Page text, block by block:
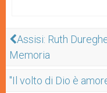
Assisi: Ruth
Memoria
"Il volto di Dio è